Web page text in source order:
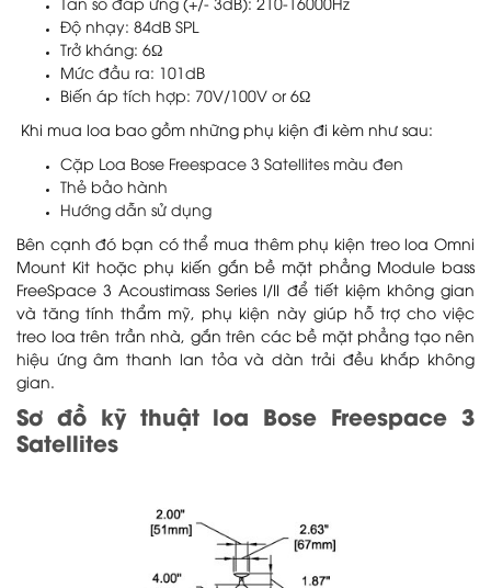
Tần số đáp ứng (+/- 3dB): 210-16000Hz
Độ nhạy: 84dB SPL
Trở kháng: 6Ω
Mức đầu ra: 101dB
Biến áp tích hợp: 70V/100V or 6Ω
Khi mua loa bao gồm những phụ kiện đi kèm như sau:
Cặp Loa Bose Freespace 3 Satellites màu đen
Thẻ bảo hành
Hướng dẫn sử dụng
Bên cạnh đó bạn có thể mua thêm phụ kiện treo loa Omni
Mount Kit hoặc phụ kiến gắn bề mặt phẳng Module bass
FreeSpace 3 Acoustimass Series I/II để tiết kiệm không gian
và tăng tính thẩm mỹ, phụ kiện này giúp hỗ trợ cho việc
treo loa trên trần nhà, gắn trên các bề mặt phẳng tạo nên
hiệu ứng âm thanh lan tỏa và dàn trải đều khắp không
gian.
Sơ đồ kỹ thuật loa Bose Freespace 3
Satellites